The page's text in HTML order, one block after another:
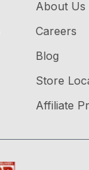
About Us
Careers
Blog
Store
Affiliate